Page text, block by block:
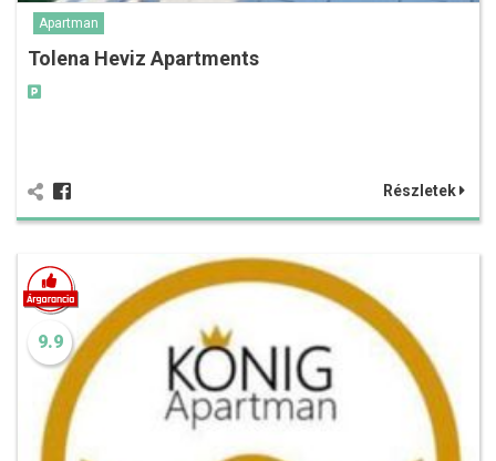
Apartman
Tolena Heviz Apartments
Részletek
9.9